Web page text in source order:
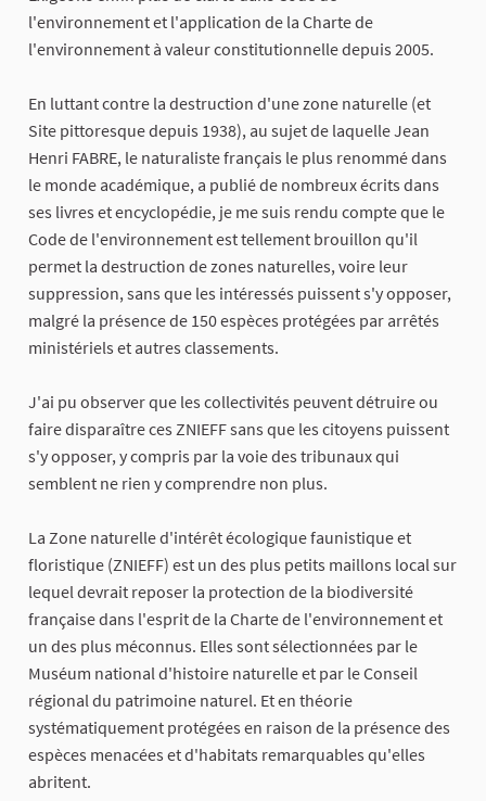
l'environnement et l'application de la Charte de
l'environnement à valeur constitutionnelle depuis 2005.
En luttant contre la destruction d'une zone naturelle (et
Site pittoresque depuis 1938), au sujet de laquelle Jean
Henri FABRE, le naturaliste français le plus renommé dans
le monde académique, a publié de nombreux écrits dans
ses livres et encyclopédie, je me suis rendu compte que le
Code de l'environnement est tellement brouillon qu'il
permet la destruction de zones naturelles, voire leur
suppression, sans que les intéressés puissent s'y opposer,
malgré la présence de 150 espèces protégées par arrêtés
ministériels et autres classements.
J'ai pu observer que les collectivités peuvent détruire ou
faire disparaître ces ZNIEFF sans que les citoyens puissent
s'y opposer, y compris par la voie des tribunaux qui
semblent ne rien y comprendre non plus.
La Zone naturelle d'intérêt écologique faunistique et
floristique (ZNIEFF) est un des plus petits maillons local sur
lequel devrait reposer la protection de la biodiversité
française dans l'esprit de la Charte de l'environnement et
un des plus méconnus. Elles sont sélectionnées par le
Muséum national d'histoire naturelle et par le Conseil
régional du patrimoine naturel. Et en théorie
systématiquement protégées en raison de la présence des
espèces menacées et d'habitats remarquables qu'elles
abritent.